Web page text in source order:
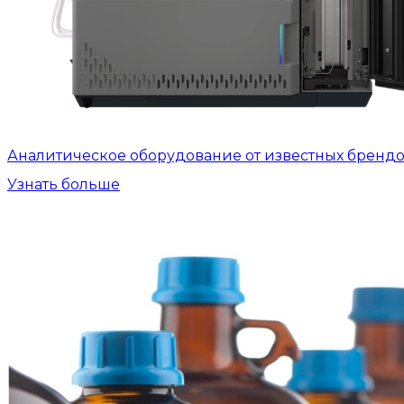
Аналитическое оборудование от известных
Узнать больше